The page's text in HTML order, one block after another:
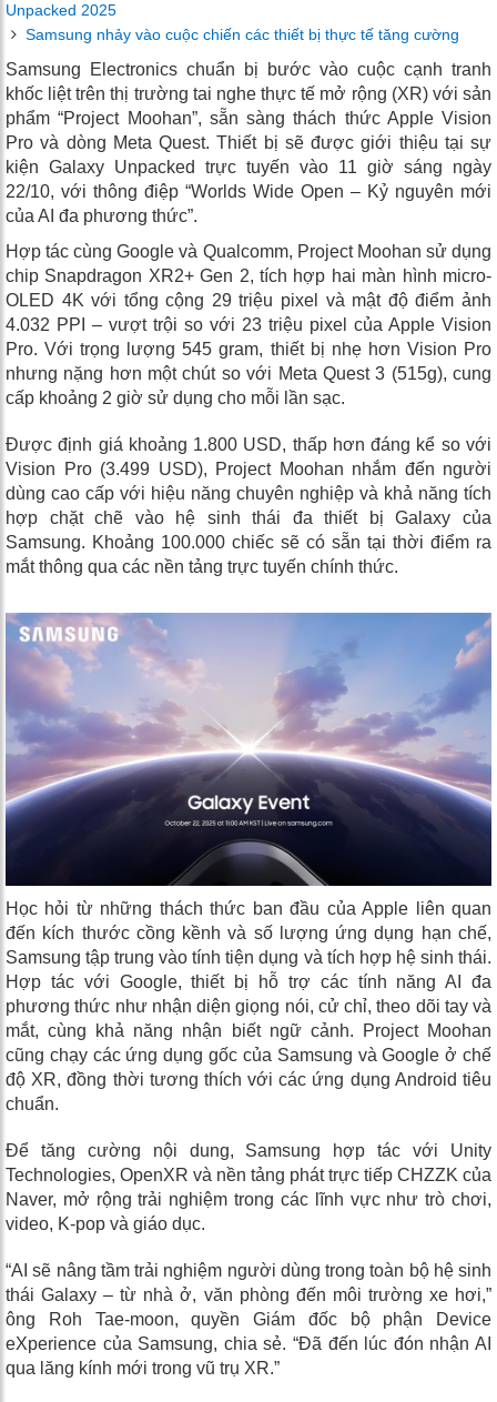
Unpacked 2025
Samsung nhảy vào cuộc chiến các thiết bị thực tế tăng cường
Samsung Electronics chuẩn bị bước vào cuộc cạnh tranh
khốc liệt trên thị trường tai nghe thực tế mở rộng (XR) với sản
phẩm “Project Moohan”, sẵn sàng thách thức Apple Vision
Pro và dòng Meta Quest. Thiết bị sẽ được giới thiệu tại sự
kiện Galaxy Unpacked trực tuyến vào 11 giờ sáng ngày
22/10, với thông điệp “Worlds Wide Open – Kỷ nguyên mới
của AI đa phương thức”.
Hợp tác cùng Google và Qualcomm, Project Moohan sử dụng
chip Snapdragon XR2+ Gen 2, tích hợp hai màn hình micro-
OLED 4K với tổng cộng 29 triệu pixel và mật độ điểm ảnh
4.032 PPI – vượt trội so với 23 triệu pixel của Apple Vision
Pro. Với trọng lượng 545 gram, thiết bị nhẹ hơn Vision Pro
nhưng nặng hơn một chút so với Meta Quest 3 (515g), cung
cấp khoảng 2 giờ sử dụng cho mỗi lần sạc.
Được định giá khoảng 1.800 USD, thấp hơn đáng kể so với
Vision Pro (3.499 USD), Project Moohan nhắm đến người
dùng cao cấp với hiệu năng chuyên nghiệp và khả năng tích
hợp chặt chẽ vào hệ sinh thái đa thiết bị Galaxy của
Samsung. Khoảng 100.000 chiếc sẽ có sẵn tại thời điểm ra
mắt thông qua các nền tảng trực tuyến chính thức.
Học hỏi từ những thách thức ban đầu của Apple liên quan
đến kích thước cồng kềnh và số lượng ứng dụng hạn chế,
Samsung tập trung vào tính tiện dụng và tích hợp hệ sinh thái.
Hợp tác với Google, thiết bị hỗ trợ các tính năng AI đa
phương thức như nhận diện giọng nói, cử chỉ, theo dõi tay và
mắt, cùng khả năng nhận biết ngữ cảnh. Project Moohan
cũng chạy các ứng dụng gốc của Samsung và Google ở chế
độ XR, đồng thời tương thích với các ứng dụng Android tiêu
chuẩn.
Để tăng cường nội dung, Samsung hợp tác với Unity
Technologies, OpenXR và nền tảng phát trực tiếp CHZZK của
Naver, mở rộng trải nghiệm trong các lĩnh vực như trò chơi,
video, K-pop và giáo dục.
“AI sẽ nâng tầm trải nghiệm người dùng trong toàn bộ hệ sinh
thái Galaxy – từ nhà ở, văn phòng đến môi trường xe hơi,”
ông Roh Tae-moon, quyền Giám đốc bộ phận Device
eXperience của Samsung, chia sẻ. “Đã đến lúc đón nhận AI
qua lăng kính mới trong vũ trụ XR.”